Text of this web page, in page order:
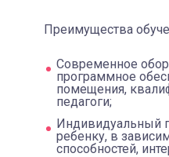
Преимущества
Современное
программное
помещения,
педагоги;
Индивидуальный
ребенку, в
способностей,